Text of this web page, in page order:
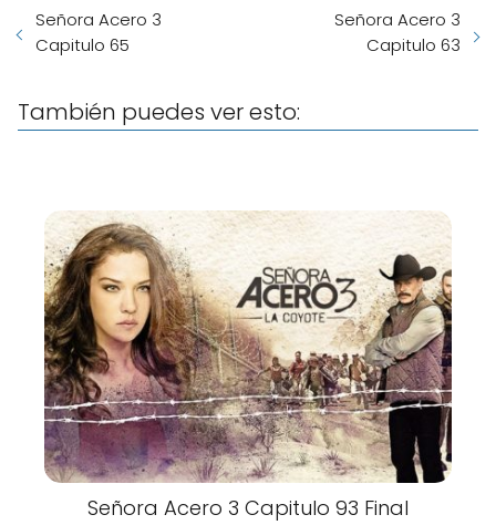
Señora Acero 3
Capitulo 65
Señora Acero 3
Capitulo 63
También puedes ver esto:
Señora Acero 3 Capitulo 93 Final